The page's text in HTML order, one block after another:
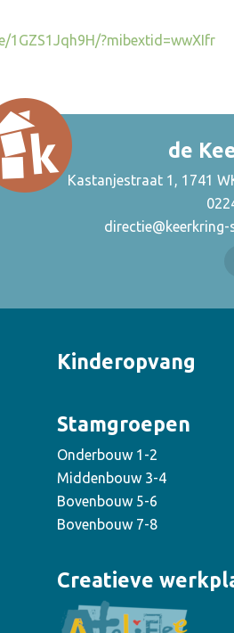
1GZS1Jqh9H/?mibextid=wwXIfr
de
Kastanjestraat 1, 1741
directie@keerkring-
Kinderopvang
Stamgroepen
Onderbouw 1-2
Middenbouw 3-4
Bovenbouw 5-6
Bovenbouw 7-8
Creatieve